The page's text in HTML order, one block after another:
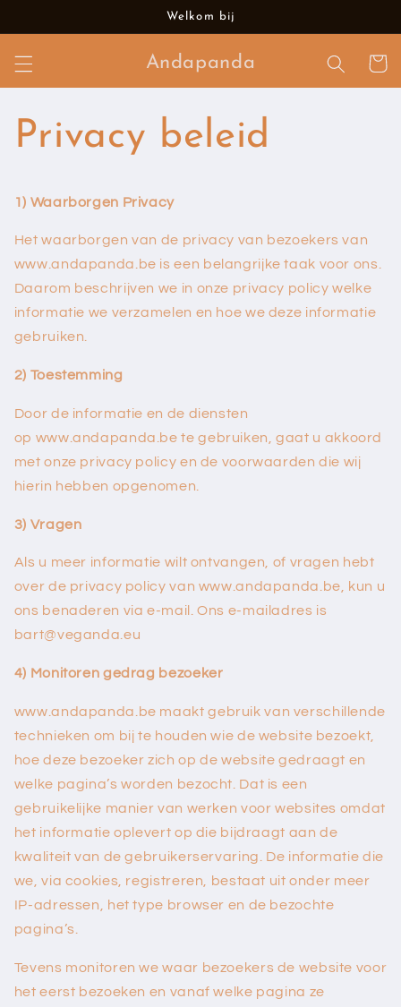
content
Welkom bij
Andapanda
Privacy beleid
1) Waarborgen Privacy
Het waarborgen van de privacy van bezoekers van
www.andapanda.be is een belangrijke taak voor ons.
Daarom beschrijven we in onze privacy policy welke
informatie we verzamelen en hoe we deze informatie
gebruiken.
2) Toestemming
Door de informatie en de diensten
op www.andapanda.be te gebruiken, gaat u akkoord
met onze privacy policy en de voorwaarden die wij
hierin hebben opgenomen.
3) Vragen
Als u meer informatie wilt ontvangen, of vragen hebt
over de privacy policy van www.andapanda.be, kun u
ons benaderen via e-mail. Ons e-mailadres is
bart@veganda.eu
4) Monitoren gedrag bezoeker
www.andapanda.be maakt gebruik van verschillende
technieken om bij te houden wie de website bezoekt,
hoe deze bezoeker zich op de website gedraagt en
welke pagina’s worden bezocht. Dat is een
gebruikelijke manier van werken voor websites omdat
het informatie oplevert op die bijdraagt aan de
kwaliteit van de gebruikerservaring. De informatie die
we, via cookies, registreren, bestaat uit onder meer
IP-adressen, het type browser en de bezochte
pagina’s.
Tevens monitoren we waar bezoekers de website voor
het eerst bezoeken en vanaf welke pagina ze